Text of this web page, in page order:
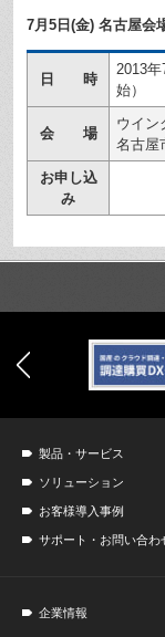
7月5日(金) 名古屋会
日 時
2013
始）
会 場
ウイン
名古屋
お申し込
み
製品・サービス
ソリューション
お客様導入事例
サポート・お問い合わ
企業情報